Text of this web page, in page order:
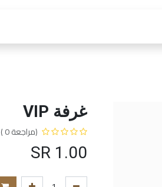
غرفة VIP
(مراجعة 0 )
1.00